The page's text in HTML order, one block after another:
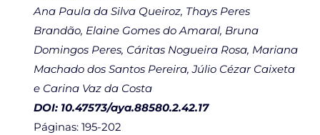
Ana Paula da Silva Queiroz, Thays Peres
Brandão, Elaine Gomes do Amaral, Bruna
Domingos Peres, Cáritas Nogueira Rosa, Mariana
Machado dos Santos Pereira, Júlio Cézar Caixeta
e Carina Vaz da Costa
DOI: 10.47573/aya.88580.2.42.17
Páginas: 195-202